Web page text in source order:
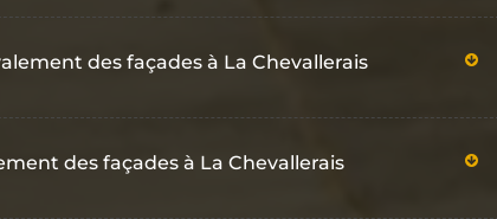
des façades à La Chevallerais
des façades à La Chevallerais